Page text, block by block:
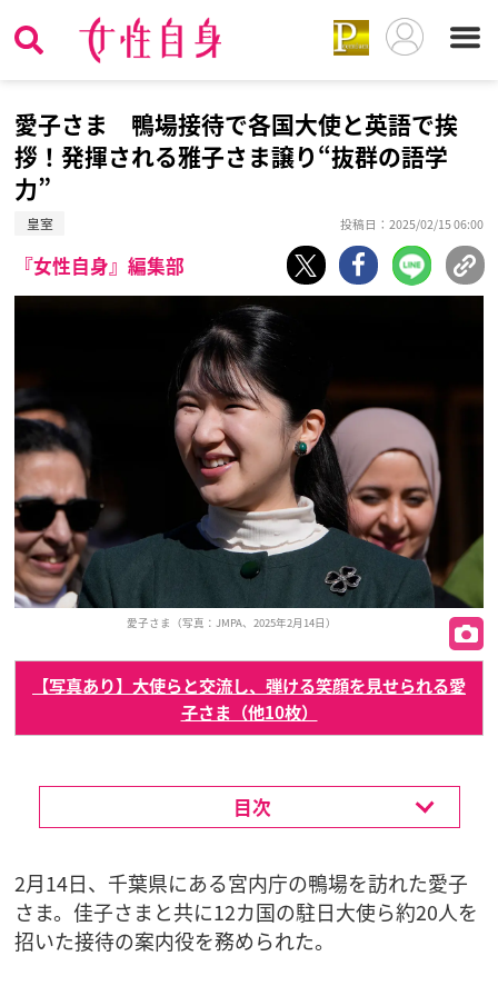
愛子さま 鴨場接待で各国大使と英語で挨
拶！発揮される雅子さま譲り“抜群の語学
力”
皇室 投稿日：2025/02/15 06:00
『女性自身』編集部
愛子さま（写真：JMPA、2025年2月14日）
【写真あり】大使らと交流し、弾ける笑顔を見せられる愛
子さま（他10枚）
目次
2月14日、千葉県にある宮内庁の鴨場を訪れた愛子
さま。佳子さまと共に12カ国の駐日大使ら約20人を
招いた接待の案内役を務められた。